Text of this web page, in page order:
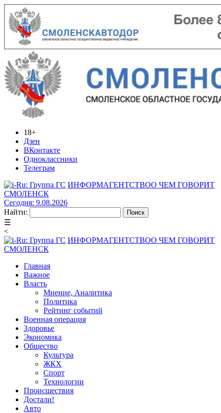
18+
Дзен
ВКонтакте
Одноклассники
Телеграм
ИНФОРМАГЕНТСТВОО ЧЕМ ГОВОРИТ
СМОЛЕНСК
Сегодня: 9.08.2026
Найти:
☰
<
ИНФОРМАГЕНТСТВОО ЧЕМ ГОВОРИТ
СМОЛЕНСК
Главная
Важное
Власть
Мнение, Аналитика
Политика
Рейтинг событий
Военная операция
Здоровье
Экономика
Общество
Культура
ЖКХ
Спорт
Технологии
Происшествия
Достали!
Авто